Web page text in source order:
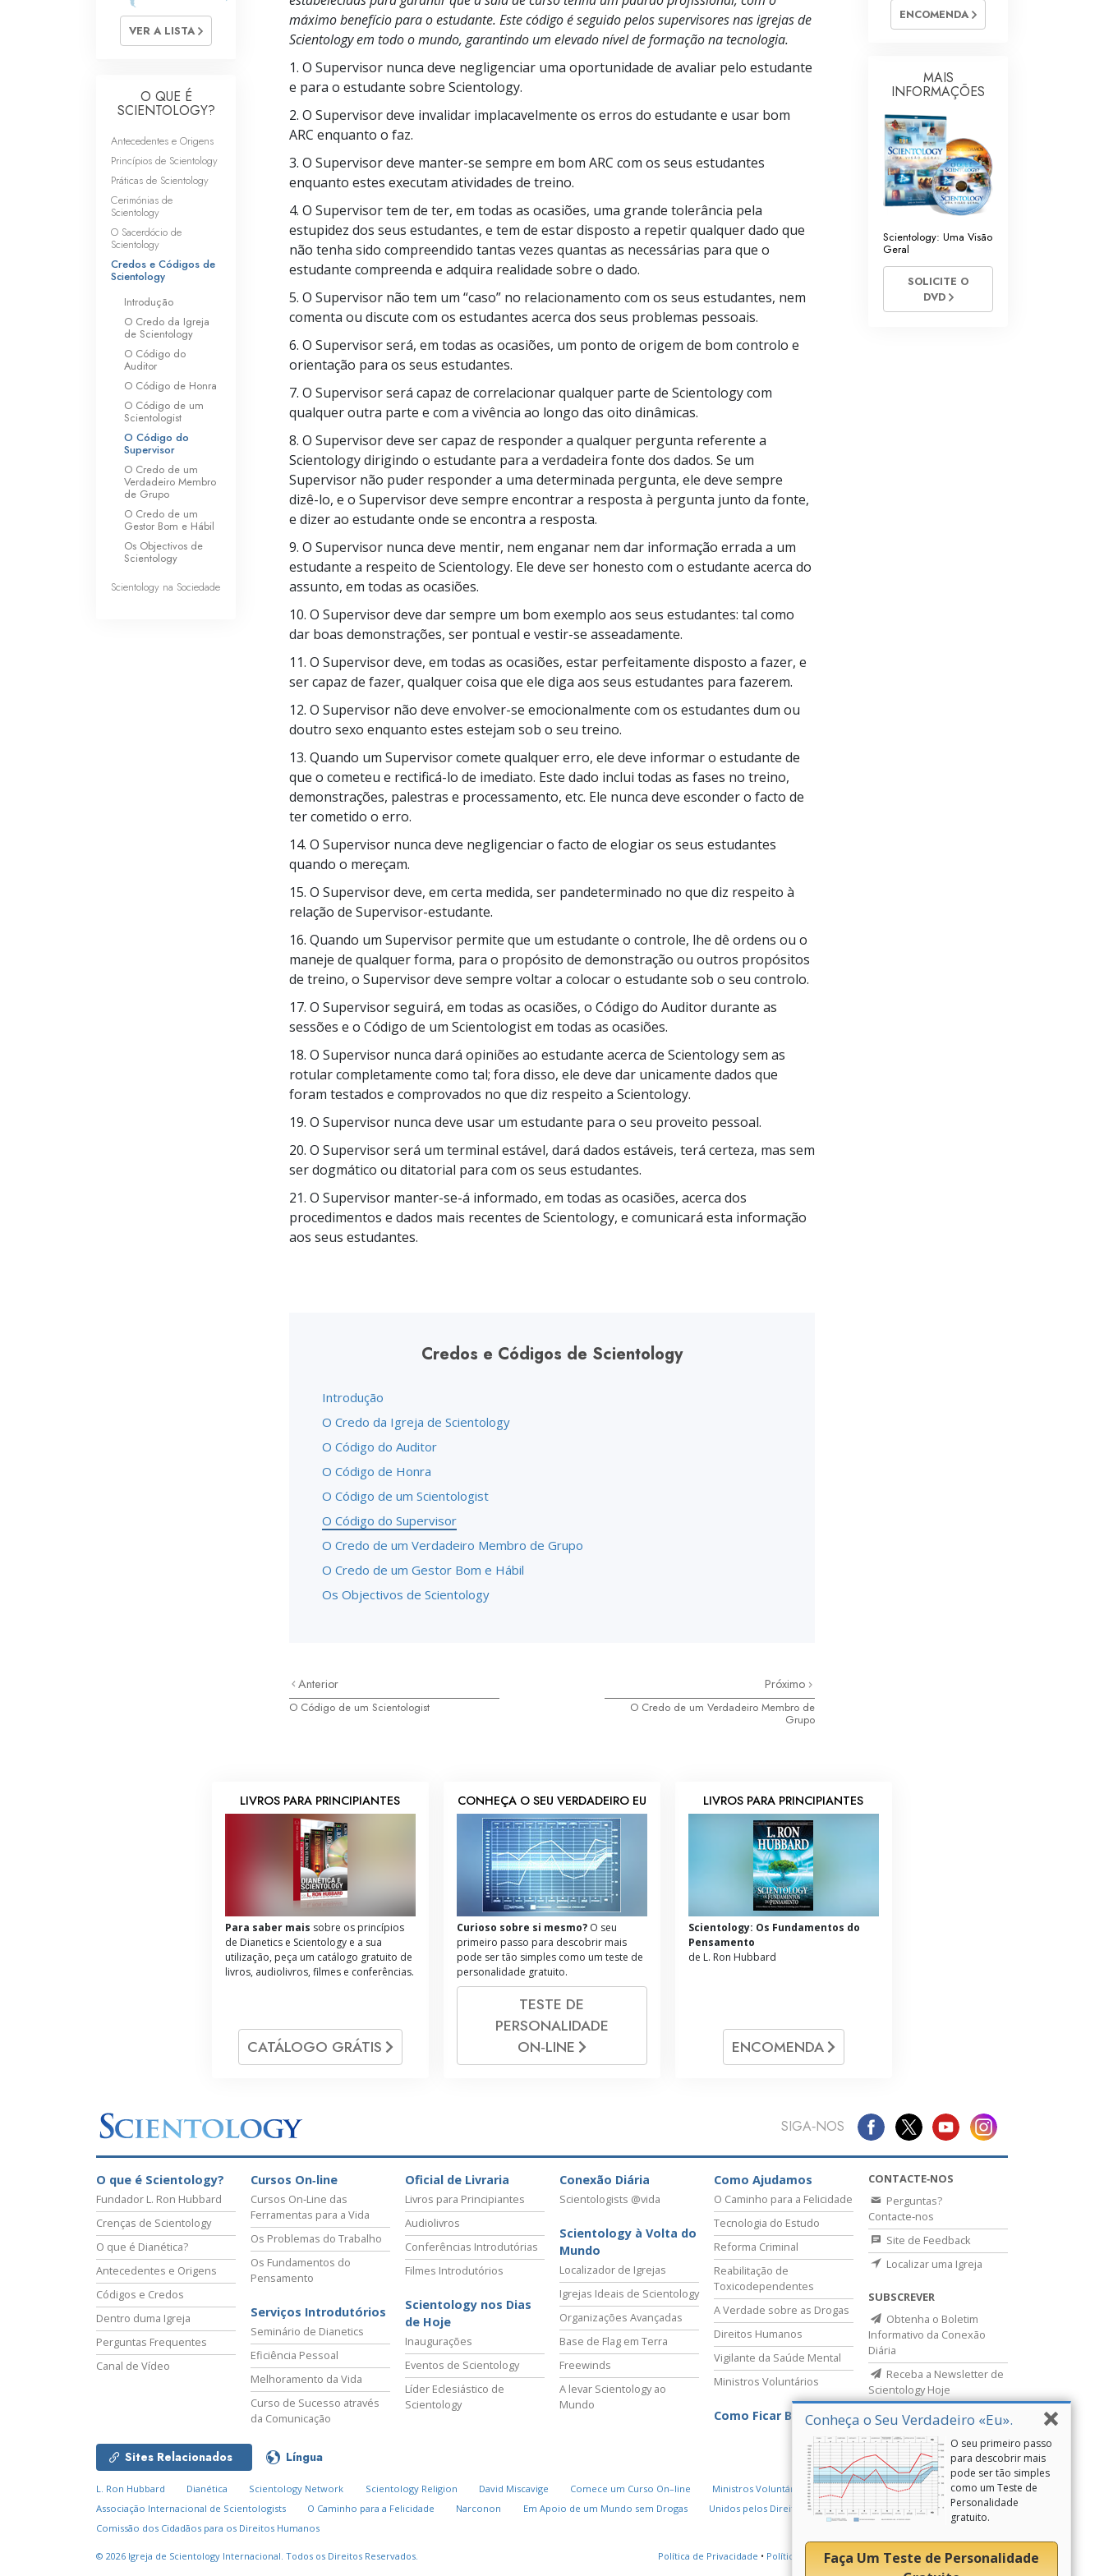
O que é a Grandeza?
Respostas às Drogas
Ferramentas para o Local do Trabalho
Ética e as Condições
A Causa da Supressão
Fundamentos das Relações Públicas
A Tecnologia de Estudo
máximo benefício para o estudante. Este código é seguido pelos supervisores nas igrejas de
Scientology em todo o mundo, garantindo um elevado nível de formação na tecnologia.
1. O Supervisor nunca deve negligenciar uma oportunidade de avaliar pelo estudante
e para o estudante sobre Scientology.
2. O Supervisor deve invalidar implacavelmente os erros do estudante e usar bom
ARC enquanto o faz.
3. O Supervisor deve manter-se sempre em bom ARC com os seus estudantes
enquanto estes executam atividades de treino.
4. O Supervisor tem de ter, em todas as ocasiões, uma grande tolerância pela
estupidez dos seus estudantes, e tem de estar disposto a repetir qualquer dado que
não tenha sido compreendido tantas vezes quantas as necessárias para que o
estudante compreenda e adquira realidade sobre o dado.
5. O Supervisor não tem um “caso” no relacionamento com os seus estudantes, nem
comenta ou discute com os estudantes acerca dos seus problemas pessoais.
6. O Supervisor será, em todas as ocasiões, um ponto de origem de bom controlo e
orientação para os seus estudantes.
7. O Supervisor será capaz de correlacionar qualquer parte de Scientology com
qualquer outra parte e com a vivência ao longo das oito dinâmicas.
8. O Supervisor deve ser capaz de responder a qualquer pergunta referente a
Scientology dirigindo o estudante para a verdadeira fonte dos dados. Se um
Supervisor não puder responder a uma determinada pergunta, ele deve sempre
dizê-lo, e o Supervisor deve sempre encontrar a resposta à pergunta junto da fonte,
e dizer ao estudante onde se encontra a resposta.
9. O Supervisor nunca deve mentir, nem enganar nem dar informação errada a um
estudante a respeito de Scientology. Ele deve ser honesto com o estudante acerca do
assunto, em todas as ocasiões.
10. O Supervisor deve dar sempre um bom exemplo aos seus estudantes: tal como
dar boas demonstrações, ser pontual e vestir-se asseadamente.
11. O Supervisor deve, em todas as ocasiões, estar perfeitamente disposto a fazer, e
ser capaz de fazer, qualquer coisa que ele diga aos seus estudantes para fazerem.
12. O Supervisor não deve envolver-se emocionalmente com os estudantes dum ou
doutro sexo enquanto estes estejam sob o seu treino.
13. Quando um Supervisor comete qualquer erro, ele deve informar o estudante de
que o cometeu e rectificá-lo de imediato. Este dado inclui todas as fases no treino,
demonstrações, palestras e processamento, etc. Ele nunca deve esconder o facto de
ter cometido o erro.
14. O Supervisor nunca deve negligenciar o facto de elogiar os seus estudantes
quando o mereçam.
15. O Supervisor deve, em certa medida, ser pandeterminado no que diz respeito à
relação de Supervisor-estudante.
16. Quando um Supervisor permite que um estudante o controle, lhe dê ordens ou o
maneje de qualquer forma, para o propósito de demonstração ou outros propósitos
de treino, o Supervisor deve sempre voltar a colocar o estudante sob o seu controlo.
17. O Supervisor seguirá, em todas as ocasiões, o Código do Auditor durante as
sessões e o Código de um Scientologist em todas as ocasiões.
18. O Supervisor nunca dará opiniões ao estudante acerca de Scientology sem as
rotular completamente como tal; fora disso, ele deve dar unicamente dados que
foram testados e comprovados no que diz respeito a Scientology.
19. O Supervisor nunca deve usar um estudante para o seu proveito pessoal.
20. O Supervisor será um terminal estável, dará dados estáveis, terá certeza, mas sem
ser dogmático ou ditatorial para com os seus estudantes.
21. O Supervisor manter-se-á informado, em todas as ocasiões, acerca dos
procedimentos e dados mais recentes de Scientology, e comunicará esta informação
aos seus estudantes.
Credos e Códigos de Scientology
Introdução
O Credo da Igreja de Scientology
O Código do Auditor
O Código de Honra
O Código de um Scientologist
O Código do Supervisor
O Credo de um Verdadeiro Membro de Grupo
O Credo de um Gestor Bom e Hábil
Os Objectivos de Scientology
Anterior
O Código de um Scientologist
Próximo
O Credo de um Verdadeiro Membro de
Grupo
VER A LISTA
O QUE É
SCIENTOLOGY?
Antecedentes e Origens
Princípios de Scientology
Práticas de Scientology
Cerimónias de
Scientology
O Sacerdócio de
Scientology
Credos e Códigos de
Scientology
Introdução
O Credo da Igreja
de Scientology
O Código do
Auditor
O Código de Honra
O Código de um
Scientologist
O Código do
Supervisor
O Credo de um
Verdadeiro Membro
de Grupo
O Credo de um
Gestor Bom e Hábil
Os Objectivos de
Scientology
Scientology na Sociedade
ENCOMENDA
MAIS
INFORMAÇÕES
Scientology: Uma Visão
Geral
SOLICITE O
DVD
Conheça o Seu Verdadeiro «Eu».
O seu primeiro passo
para descobrir mais
pode ser tão simples
como um Teste de
Personalidade
gratuito.
Faça Um Teste de Personalidade
LIVROS PARA PRINCIPIANTES
Para saber mais sobre os princípios
de Dianetics e Scientology e a sua
utilização, peça um catálogo gratuito de
livros, audiolivros, filmes e conferências.
CATÁLOGO GRÁTIS
CONHEÇA O SEU VERDADEIRO EU
Curioso sobre si mesmo?O seu
primeiro passo para descobrir mais
pode ser tão simples como um teste de
personalidade gratuito.
TESTE DE
PERSONALIDADE
ON‑LINE
LIVROS PARA PRINCIPIANTES
Scientology: Os Fundamentos do
Pensamento
de L. Ron Hubbard
ENCOMENDA
SIGA‑NOS
O que é Scientology?
Fundador L. Ron Hubbard
Crenças de Scientology
O que é Dianética?
Antecedentes e Origens
Códigos e Credos
Dentro duma Igreja
Perguntas Frequentes
Canal de Vídeo
Cursos On‑line
Cursos On‑Line das
Ferramentas para a Vida
Os Problemas do Trabalho
Os Fundamentos do
Pensamento
Serviços Introdutórios
Seminário de Dianetics
Eficiência Pessoal
Melhoramento da Vida
Curso de Sucesso através
da Comunicação
Oficial de Livraria
Livros para Principiantes
Audiolivros
Conferências Introdutórias
Filmes Introdutórios
Scientology nos Dias
de Hoje
Inaugurações
Eventos de Scientology
Líder Eclesiástico de
Scientology
Conexão Diária
Scientologists @vida
Scientology à Volta do
Mundo
Localizador de Igrejas
Igrejas Ideais de Scientology
Organizações Avançadas
Base de Flag em Terra
Freewinds
A levar Scientology ao
Mundo
Como Ajudamos
O Caminho para a Felicidade
Tecnologia do Estudo
Reforma Criminal
Reabilitação de
Toxicodependentes
A Verdade sobre as Drogas
Direitos Humanos
Vigilante da Saúde Mental
Ministros Voluntários
Como Ficar Bem
CONTACTE‑NOS
Perguntas?
Contacte‑nos
Site de Feedback
Localizar uma Igreja
SUBSCREVER
Obtenha o Boletim
Informativo da Conexão
Diária
Receba a Newsletter de
Scientology Hoje
Sites Relacionados Língua
L. Ron Hubbard Dianética Scientology Network Scientology Religion David Miscavige Comece um Curso On–line
Ministros Voluntários de Scientology
Associação Internacional de Scientologists
O Caminho para a Felicidade Narconon Em Apoio de um Mundo sem Drogas Unidos pelos Direitos Humanos
Youth for Human Rights
Comissão dos Cidadãos para os Direitos Humanos
© 2026 Igreja de Scientology Internacional. Todos os Direitos Reservados. Política de Privacidade • Política de Cookies• Termos de Utilização•Aviso Legal